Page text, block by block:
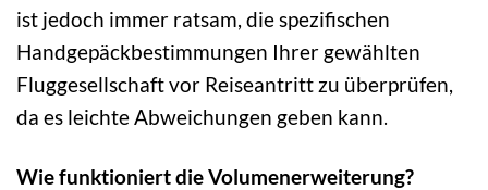
ist jedoch immer ratsam, die spezifischen
Handgepäckbestimmungen Ihrer gewählten
Fluggesellschaft vor Reiseantritt zu überprüfen,
da es leichte Abweichungen geben kann.
Wie funktioniert die Volumenerweiterung?